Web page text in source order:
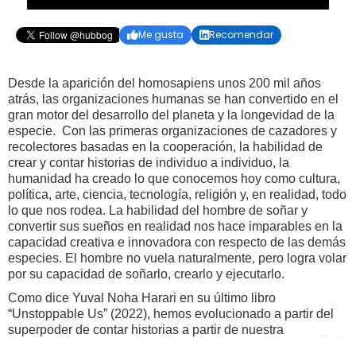
Me gusta Recomendar
Desde la aparición del homosapiens unos 200 mil años
atrás, las organizaciones humanas se han convertido en el
gran motor del desarrollo del planeta y la longevidad de la
especie. Con las primeras organizaciones de cazadores y
recolectores basadas en la cooperación, la habilidad de
crear y contar historias de individuo a individuo, la
humanidad ha creado lo que conocemos hoy como cultura,
política, arte, ciencia, tecnología, religión y, en realidad, todo
lo que nos rodea. La habilidad del hombre de soñar y
convertir sus sueños en realidad nos hace imparables en la
capacidad creativa e innovadora con respecto de las demás
especies. El hombre no vuela naturalmente, pero logra volar
por su capacidad de soñarlo, crearlo y ejecutarlo.
Como dice Yuval Noha Harari en su último libro
“Unstoppable Us” (2022), hemos evolucionado a partir del
superpoder de contar historias a partir de nuestra